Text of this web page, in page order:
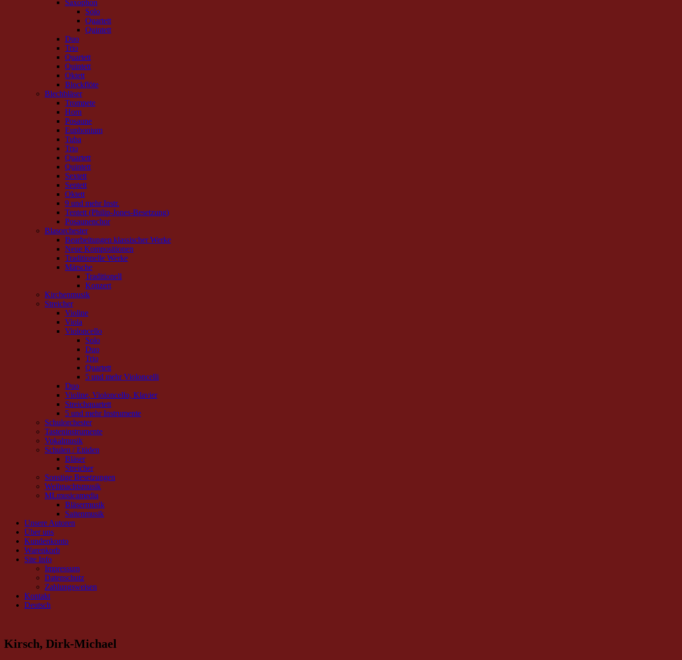
Saxophon
Solo
Quartett
Quintett
Duo
Trio
Quartett
Quintett
Oktett
Blockflöte
Blechbläser
Trompete
Horn
Posaune
Euphonium
Tuba
Trio
Quartett
Quintett
Sextett
Septett
Oktett
9 und mehr Instr.
Tentett (Philip-Jones-Besetzung)
Posaunenchor
Blasorchester
Bearbeitungen klassischer Werke
Neue Kompositionen
Traditionelle Werke
Märsche
Traditionell
Konzert
Kirchenmusik
Streicher
Violine
Viola
Violoncello
Solo
Duo
Trio
Quartett
5 und mehr Violoncelli
Duo
Violine, Violoncello, Klavier
Streichquartett
5 und mehr Instrumente
Schulorchester
Tasteninstrumente
Vokalmusik
Schulen / Etüden
Bläser
Streicher
Sonstige Besetzungen
Weihnachtsmusik
MLmusicamedia
Bläsermusik
Saitenmusik
Unsere Autoren
Über uns
Kundenkonto
Warenkorb
Site Info
Impressum
Datenschutz
Zahlungsweisen
Kontakt
Deutsch
Kirsch, Dirk-Michael